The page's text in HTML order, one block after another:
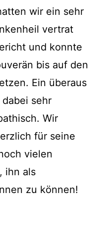
wir ein sehr
vertrat
und konnte
bis auf den
Ein überaus
sehr
Wir
für seine
vielen
ihn als
zu können!